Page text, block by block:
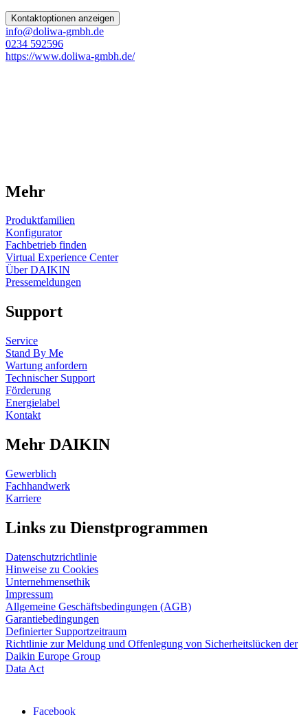
Kontaktoptionen anzeigen
info@doliwa-gmbh.de
0234 592596
https://www.doliwa-gmbh.de/
Mehr
Produktfamilien
Konfigurator
Fachbetrieb finden
Virtual Experience Center
Über DAIKIN
Pressemeldungen
Support
Service
Stand By Me
Wartung anfordern
Technischer Support
Förderung
Energielabel
Kontakt
Mehr DAIKIN
Gewerblich
Fachhandwerk
Karriere
Links zu Dienstprogrammen
Datenschutzrichtlinie
Hinweise zu Cookies
Unternehmensethik
Impressum
Allgemeine Geschäftsbedingungen (AGB)
Garantiebedingungen
Definierter Supportzeitraum
Richtlinie zur Meldung und Offenlegung von Sicherheitslücken der
Daikin Europe Group
Data Act
Facebook